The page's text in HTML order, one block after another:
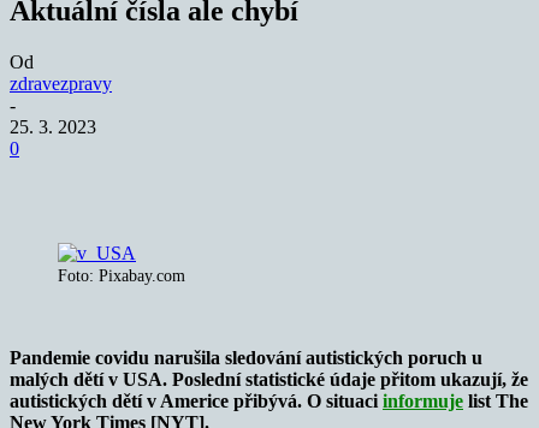
Aktuální čísla ale chybí
Od
zdravezpravy
-
25. 3. 2023
0
Foto: Pixabay.com
Pandemie covidu narušila sledování autistických poruch u
malých dětí v USA. Poslední statistické údaje přitom ukazují, že
autistických dětí v Americe přibývá. O situaci informuje list The
New York Times [NYT].